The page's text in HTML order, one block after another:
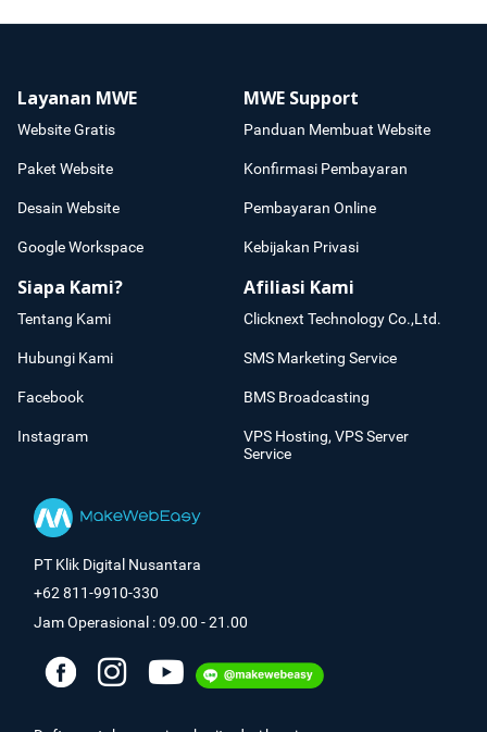
Layanan MWE
Website Gratis
Paket Website
Desain Website
Google Workspace
MWE Support
Panduan Membuat Website
Konfirmasi Pembayaran
Pembayaran Online
Kebijakan Privasi
Siapa Kami?
Tentang Kami
Hubungi Kami
Facebook
Instagram
Afiliasi Kami
Clicknext Technology Co.,Ltd.
SMS Marketing Service
BMS Broadcasting
VPS Hosting, VPS Server
Service
PT Klik Digital Nusantara
+62 811-9910-330
Jam Operasional : 09.00 - 21.00